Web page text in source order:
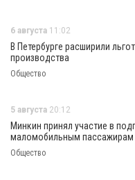
6 августа 11:02
В Петербурге расширили
производства
Общество
5 августа 20:12
Минкин принял участие в
маломобильным пассажирам
Общество